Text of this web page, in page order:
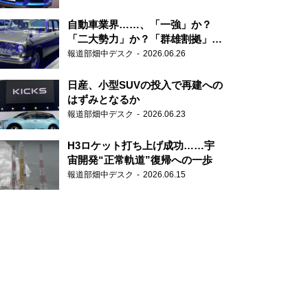
自動車業界……、「一強」か？
「二大勢力」か？「群雄割拠」
か？
報道部畑中デスク 2026.06.26
日産、小型SUVの投入で再建への
はずみとなるか
報道部畑中デスク 2026.06.23
H3ロケット打ち上げ成功……宇
宙開発“正常軌道”復帰への一歩
報道部畑中デスク 2026.06.15